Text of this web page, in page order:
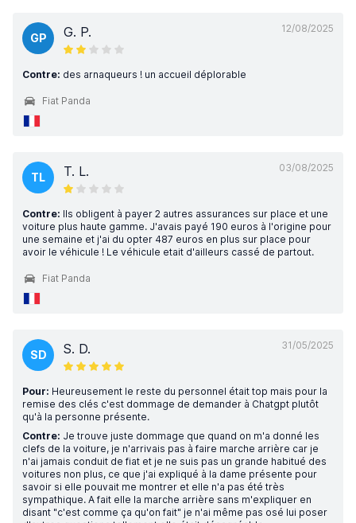
12/08/2025
GP G. P.
Contre: des arnaqueurs ! un accueil déplorable
Fiat Panda
03/08/2025
TL T. L.
Contre: Ils obligent à payer 2 autres assurances sur place et une
voiture plus haute gamme. J'avais payé 190 euros à l'origine pour
une semaine et j'ai du opter 487 euros en plus sur place pour
avoir le véhicule ! Le véhicule etait d'ailleurs cassé de partout.
Fiat Panda
31/05/2025
SD S. D.
Pour: Heureusement le reste du personnel était top mais pour la
remise des clés c'est dommage de demander à Chatgpt plutôt
qu'à la personne présente.
Contre: Je trouve juste dommage que quand on m'a donné les
clefs de la voiture, je n'arrivais pas à faire marche arrière car je
n'ai jamais conduit de fiat et je ne suis pas un grande habitué des
voitures non plus, ce que j'ai expliqué à la dame présente pour
savoir si elle pouvait me montrer et elle n'a pas été très
sympathique. A fait elle la marche arrière sans m'expliquer en
disant "c'est comme ça qu'on fait" je n'ai même pas osé lui poser